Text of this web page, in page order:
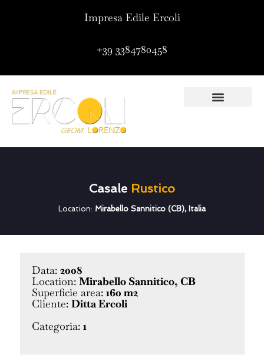
Impresa Edile Ercoli
+39 3384780458
Casale Rustico
Location: Mirabello Sannitico (CB), Italia
Data: 2008
Location: Mirabello Sannitico, CB
Superficie area: 160 m2
Cliente: Ditta Ercoli
Categoria: 1